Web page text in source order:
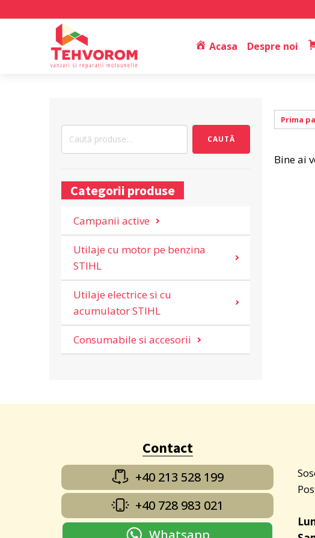
Acasa Despre noi
Caută
CAUTĂ
Categorii produse
Campanii active
Utilaje cu motor pe benzina
STIHL
Utilaje electrice si cu
acumulator STIHL
Consumabile si accesorii
Prima
Bine ai
Contact
+40 213 528 199
+40 728 983 021
Whatsapp